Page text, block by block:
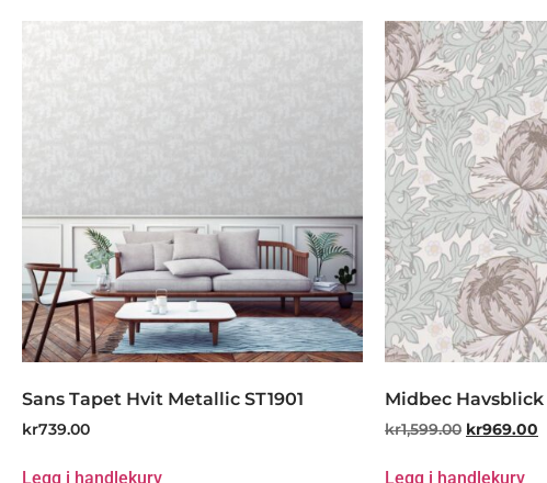
Sans Tapet Hvit Metallic ST1901
kr739.00
Legg i handlekurv
Midbec Havsblick
kr1,599.00 kr969.00
Legg i handlekurv